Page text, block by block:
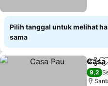
Pilih tanggal untuk melihat
sama
Casa
9,2